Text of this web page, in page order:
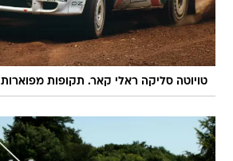
טויוטה סליקה ראלי קאר. תקופות מפוארות